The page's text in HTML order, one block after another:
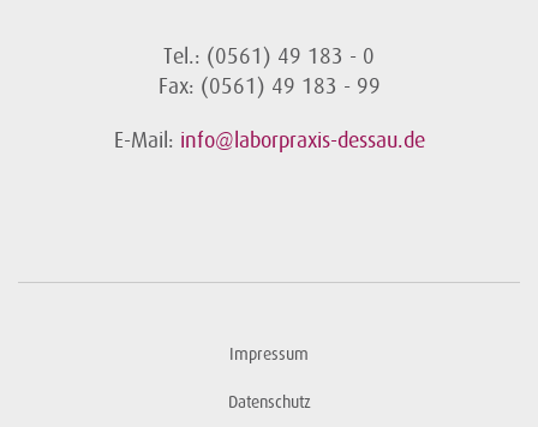
Tel.: (0561) 49 183 - 0
Fax: (0561) 49 183 - 99
E-Mail: info@laborpraxis-dessau.de
Impressum
Datenschutz